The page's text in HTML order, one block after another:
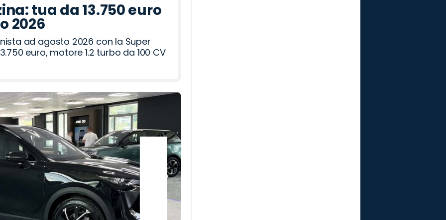
tua da 13.750 euro
2026
ad agosto 2026 con la Super
euro, motore 1.2 turbo da 100 CV